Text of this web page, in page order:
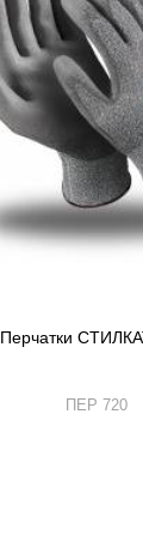
Перчатки
ПЕР 720